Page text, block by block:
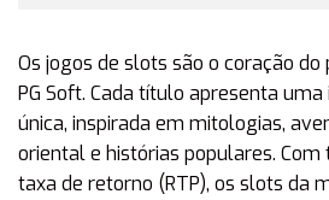
Os jogos de slots são o coração
PG Soft. Cada título apresenta
única, inspirada em mitologias,
oriental e histórias populares.
taxa de retorno (RTP), os slots da